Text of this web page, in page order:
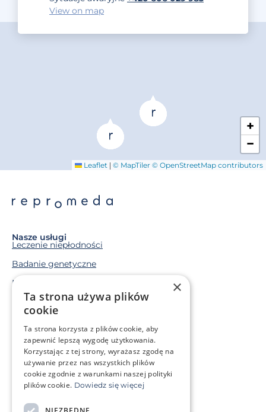
View on map
+
−
Leaflet | © MapTiler © OpenStreetMap contributors
Nasze usługi
Leczenie niepłodności
Badanie genetyczne
Macierzyństwo zastępcze
Mrożenie komórek rozrodczych
Sytuacja życiowa
Mam problem genetyczny
Leczę się onkologicznie
Strefa klienta
×
Ta strona używa plików
cookie
Ta strona korzysta z plików cookie, aby
zapewnić lepszą wygodę użytkowania.
Korzystając z tej strony, wyrażasz zgodę na
używanie przez nas wszystkich plików
cookie zgodnie z warunkami naszej polityki
plików cookie. Dowiedz się więcej